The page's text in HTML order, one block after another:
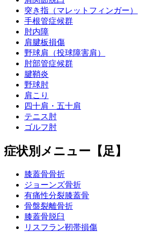
突き指（マレットフィンガー）
手根管症候群
肘内障
肩腱板損傷
野球肩（投球障害肩）
肘部管症候群
腱鞘炎
野球肘
肩こり
四十肩・五十肩
テニス肘
ゴルフ肘
症状別メニュー【足】
膝蓋骨骨折
ジョーンズ骨折
有痛性分裂膝蓋骨
骨盤裂離骨折
膝蓋骨脱臼
リスフラン靭帯損傷